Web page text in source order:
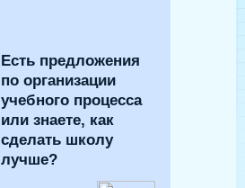
Есть предложения
по организации
учебного процесса
или знаете, как
сделать школу
лучше?